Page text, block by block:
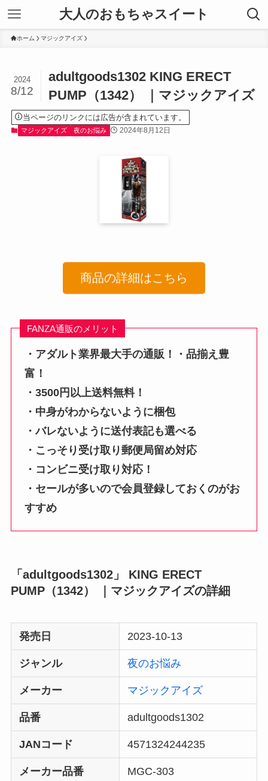
大人のおもちゃスイート
ホーム マジックアイズ
adultgoods1302 KING ERECT
PUMP（1342） ｜マジックアイズ
2024
8/12
当ページのリンクには広告が含まれています。
マジックアイズ 夜のお悩み 2024年8月12日
商品の詳細はこちら
FANZA通販のメリット
・アダルト業界最大手の通販！・品揃え豊
富！
・3500円以上送料無料！
・中身がわからないように梱包
・バレないように送付表記も選べる
・こっそり受け取り郵便局留め対応
・コンビニ受け取り対応！
・セールが多いので会員登録しておくのがお
すすめ
「adultgoods1302」 KING ERECT
PUMP（1342） ｜マジックアイズの詳細
発売日 2023-10-13
ジャンル 夜のお悩み
メーカー マジックアイズ
品番 adultgoods1302
JANコード 4571324244235
メーカー品番 MGC-303